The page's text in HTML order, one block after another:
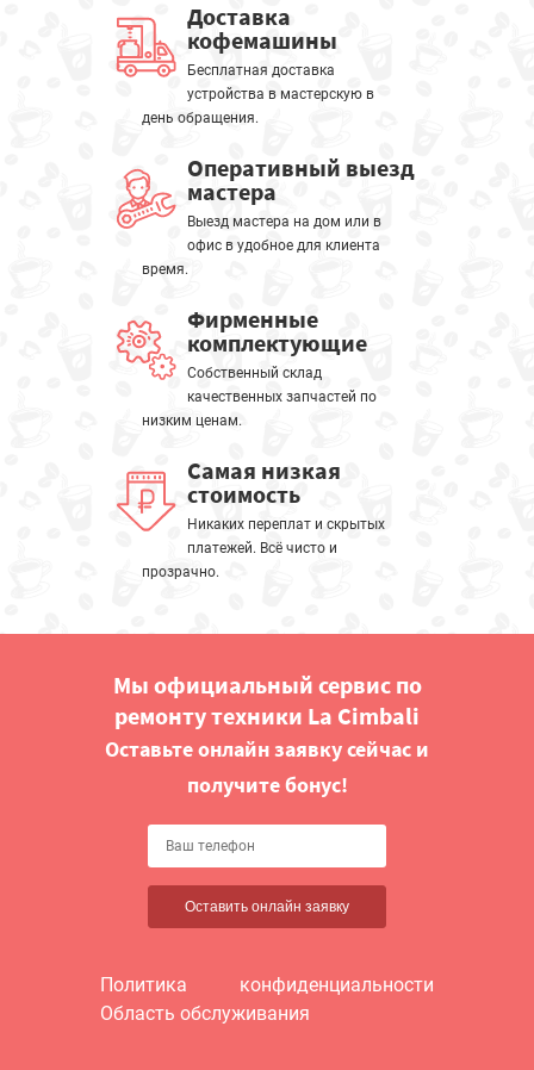
Доставка
кофемашины
Бесплатная доставка
устройства в мастерскую в
день обращения.
Оперативный выезд
мастера
Выезд мастера на дом или в
офис в удобное для клиента
время.
Фирменные
комплектующие
Собственный склад
качественных запчастей по
низким ценам.
Самая низкая
стоимость
Никаких переплат и скрытых
платежей. Всё чисто и
прозрачно.
Мы официальный сервис по
ремонту техники La Cimbali
Оставьте онлайн заявку сейчас и
получите бонус!
Оставить онлайн заявку
Политика конфиденциальности
Область обслуживания